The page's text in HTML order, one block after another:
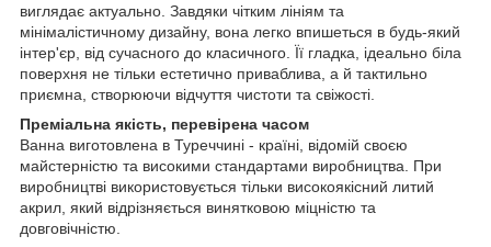
виглядає актуально. Завдяки чітким лініям та
мінімалістичному дизайну, вона легко впишеться в будь-який
інтер'єр, від сучасного до класичного. Її гладка, ідеально біла
поверхня не тільки естетично приваблива, а й тактильно
приємна, створюючи відчуття чистоти та свіжості.
Преміальна якість, перевірена часом
Ванна виготовлена в Туреччині - країні, відомій своєю
майстерністю та високими стандартами виробництва. При
виробництві використовується тільки високоякісний литий
акрил, який відрізняється винятковою міцністю та
довговічністю.